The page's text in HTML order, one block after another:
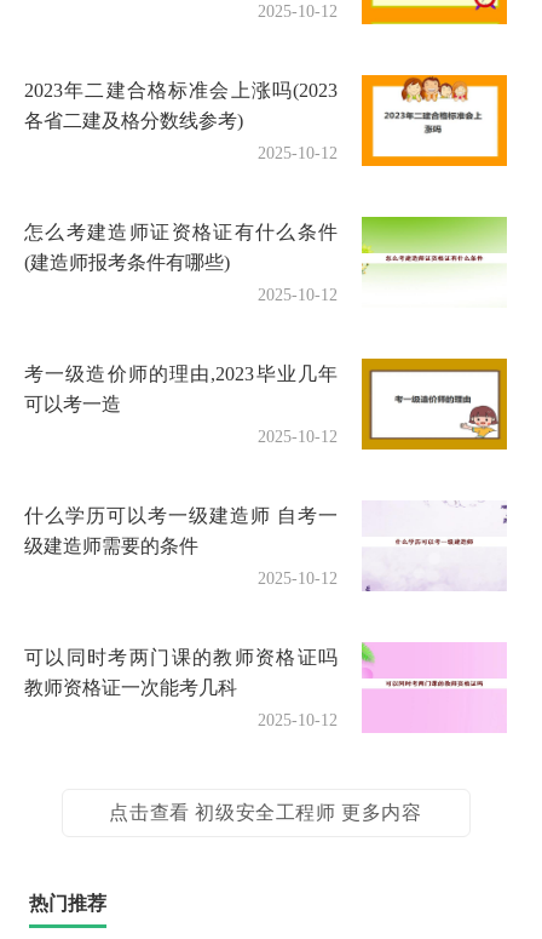
2025-10-12
2023年二建合格标准会上涨吗(2023
各省二建及格分数线参考)
2025-10-12
怎么考建造师证资格证有什么条件
(建造师报考条件有哪些)
2025-10-12
考一级造价师的理由,2023毕业几年
可以考一造
2025-10-12
什么学历可以考一级建造师 自考一
级建造师需要的条件
2025-10-12
可以同时考两门课的教师资格证吗
教师资格证一次能考几科
2025-10-12
点击查看 初级安全工程师 更多内容
热门推荐